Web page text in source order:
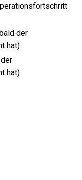
der
hat)
hat)